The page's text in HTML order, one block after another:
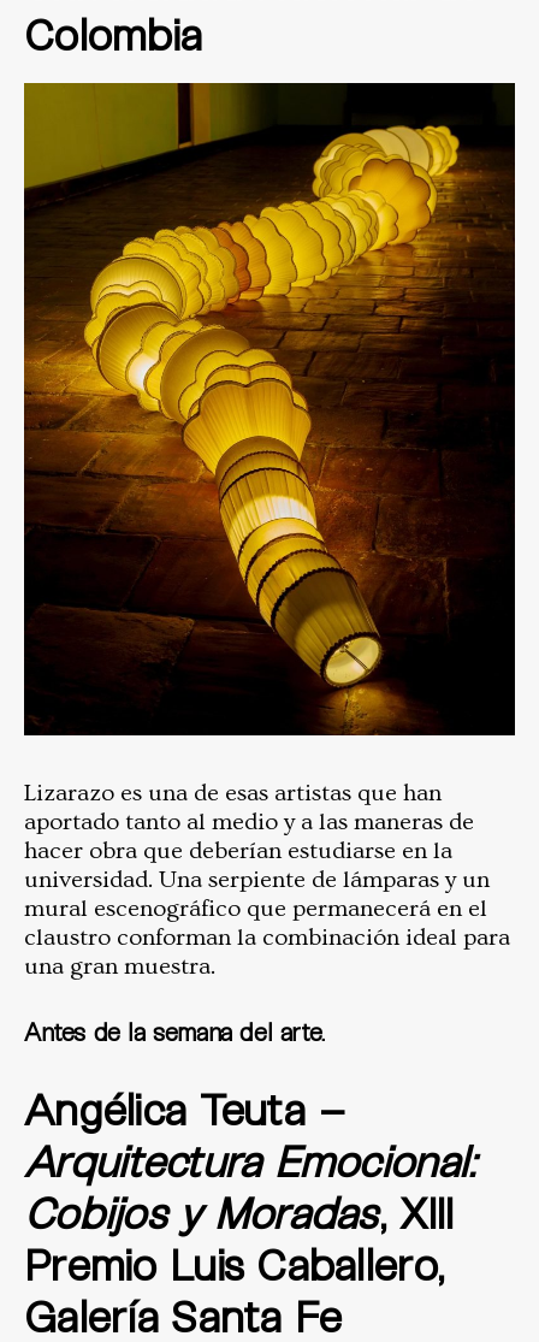
Colombia
Lizarazo es una de esas artistas que han
aportado tanto al medio y a las maneras de
hacer obra que deberían estudiarse en la
universidad. Una serpiente de lámparas y un
mural escenográfico que permanecerá en el
claustro conforman la combinación ideal para
una gran muestra.
Antes de la semana del arte.
Angélica Teuta –
Arquitectura Emocional:
Cobijos y Moradas, XIII
Premio Luis Caballero,
Galería Santa Fe